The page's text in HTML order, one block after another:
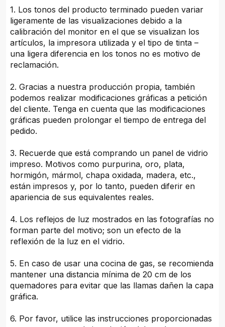
1. Los tonos del producto terminado pueden variar
ligeramente de las visualizaciones debido a la
calibración del monitor en el que se visualizan los
artículos, la impresora utilizada y el tipo de tinta –
una ligera diferencia en los tonos no es motivo de
reclamación.
2. Gracias a nuestra producción propia, también
podemos realizar modificaciones gráficas a petición
del cliente. Tenga en cuenta que las modificaciones
gráficas pueden prolongar el tiempo de entrega del
pedido.
3. Recuerde que está comprando un panel de vidrio
impreso. Motivos como purpurina, oro, plata,
hormigón, mármol, chapa oxidada, madera, etc.,
están impresos y, por lo tanto, pueden diferir en
apariencia de sus equivalentes reales.
4. Los reflejos de luz mostrados en las fotografías no
forman parte del motivo; son un efecto de la
reflexión de la luz en el vidrio.
5. En caso de usar una cocina de gas, se recomienda
mantener una distancia mínima de 20 cm de los
quemadores para evitar que las llamas dañen la capa
gráfica.
6. Por favor, utilice las instrucciones proporcionadas